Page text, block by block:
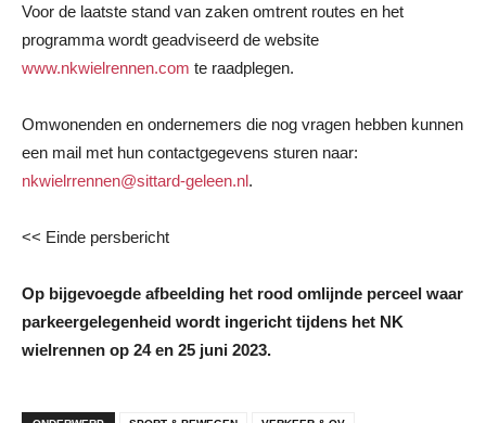
Voor de laatste stand van zaken omtrent routes en het
programma wordt geadviseerd de website
www.nkwielrennen.com te raadplegen.
Omwonenden en ondernemers die nog vragen hebben kunnen
een mail met hun contactgegevens sturen naar:
nkwielrrennen@sittard-geleen.nl.
<< Einde persbericht
Op bijgevoegde afbeelding het rood omlijnde perceel waar
parkeergelegenheid wordt ingericht tijdens het NK
wielrennen op 24 en 25 juni 2023.